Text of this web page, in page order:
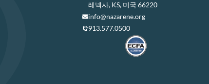
레넥사, KS, 미국 66220
info@nazarene.org
913.577.0500